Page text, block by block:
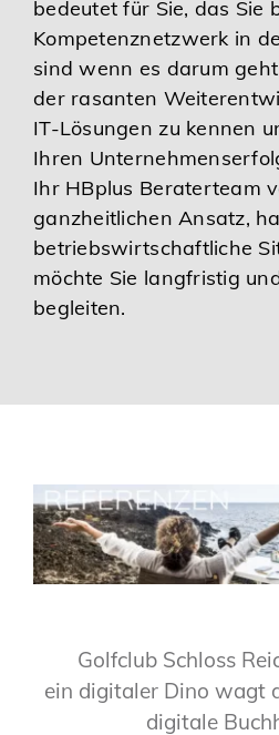
bedeutet für Sie, das Sie
Kompetenznetzwerk in
sind wenn es darum
der rasanten
IT-Lösungen zu kennen
Ihren
Ihr HBplus Beraterteam
ganzheitlichen Ansatz,
betriebswirtschaftliche
möchte Sie langfristig
begleiten.
Golfclub Schloss
ein digitaler Dino wagt
digitale